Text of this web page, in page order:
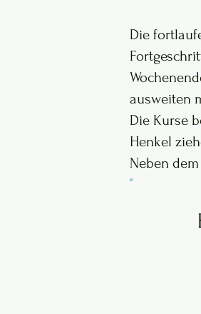
​Die
ausweiten
Die Kurse
Henkel
Neben